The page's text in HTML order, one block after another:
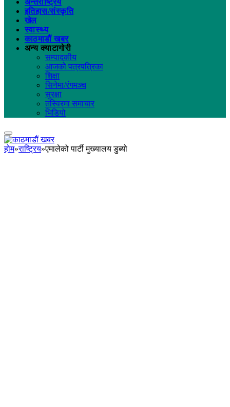
अन्तर्राष्ट्रिय
इतिहास/संस्कृति
खेल
स्वास्थ्य
काठमाडौं खबर
अन्य क्याटागोरी
सम्पादकीय
आजको पत्रपत्रिका
शिक्षा
सिनेमा/रंगमञ्च
सुरक्षा
तस्विरमा समाचार
भिडियो
होम»राष्ट्रिय»एमालेको पार्टी मुख्यालय डुब्यो